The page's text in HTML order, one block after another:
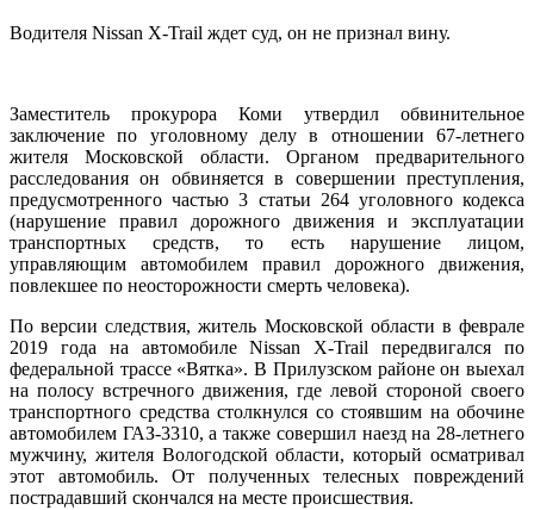
Водителя Nissan X-Trail ждет суд, он не признал вину.
Заместитель прокурора Коми утвердил обвинительное
заключение по уголовному делу в отношении 67-летнего
жителя Московской области. Органом предварительного
расследования он обвиняется в совершении преступления,
предусмотренного частью 3 статьи 264 уголовного кодекса
(нарушение правил дорожного движения и эксплуатации
транспортных средств, то есть нарушение лицом,
управляющим автомобилем правил дорожного движения,
повлекшее по неосторожности смерть человека).
По версии следствия, житель Московской области в феврале
2019 года на автомобиле Nissan X-Trail передвигался по
федеральной трассе «Вятка». В Прилузском районе он выехал
на полосу встречного движения, где левой стороной своего
транспортного средства столкнулся со стоявшим на обочине
автомобилем ГАЗ-3310, а также совершил наезд на 28-летнего
мужчину, жителя Вологодской области, который осматривал
этот автомобиль. От полученных телесных повреждений
пострадавший скончался на месте происшествия.